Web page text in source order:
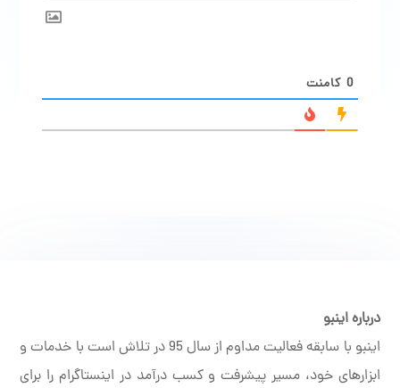
0 کامنت
درباره اینبو
اینبو با سابقه فعالیت مداوم از سال 95 در تلاش است با خدمات و
ابزارهای خود، مسیر پیشرفت و کسب درآمد در اینستاگرام را برای